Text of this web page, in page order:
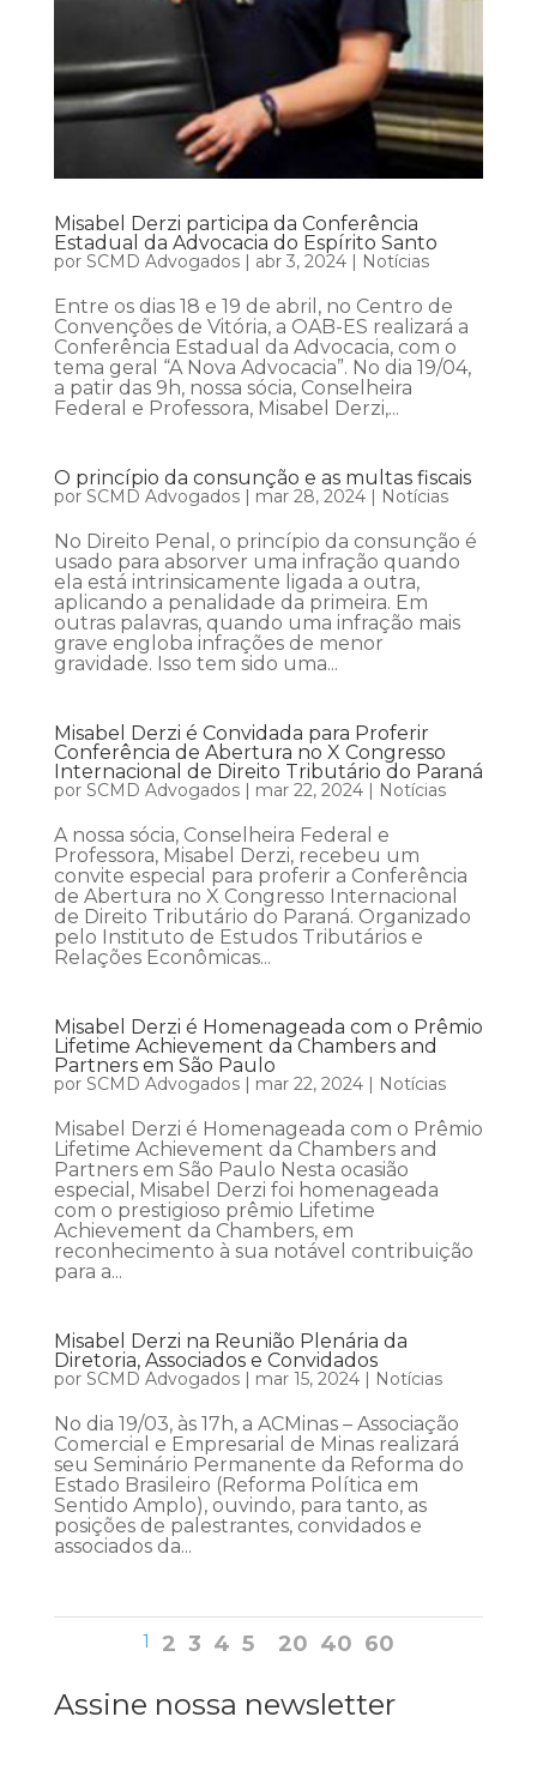
Misabel Derzi participa da Conferência
Estadual da Advocacia do Espírito Santo
por SCMD Advogados| abr 3, 2024| Notícias
Entre os dias 18 e 19 de abril, no Centro de
Convenções de Vitória, a OAB-ES realizará a
Conferência Estadual da Advocacia, com o
tema geral “A Nova Advocacia”. No dia 19/04,
a patir das 9h, nossa sócia, Conselheira
Federal e Professora, Misabel Derzi,...
O princípio da consunção e as multas fiscais
por SCMD Advogados| mar 28, 2024| Notícias
No Direito Penal, o princípio da consunção é
usado para absorver uma infração quando
ela está intrinsicamente ligada a outra,
aplicando a penalidade da primeira. Em
outras palavras, quando uma infração mais
grave engloba infrações de menor
gravidade. Isso tem sido uma...
Misabel Derzi é Convidada para Proferir
Conferência de Abertura no X Congresso
Internacional de Direito Tributário do Paraná
por SCMD Advogados| mar 22, 2024| Notícias
A nossa sócia, Conselheira Federal e
Professora, Misabel Derzi, recebeu um
convite especial para proferir a Conferência
de Abertura no X Congresso Internacional
de Direito Tributário do Paraná. Organizado
pelo Instituto de Estudos Tributários e
Relações Econômicas...
Misabel Derzi é Homenageada com o Prêmio
Lifetime Achievement da Chambers and
Partners em São Paulo
por SCMD Advogados| mar 22, 2024| Notícias
Misabel Derzi é Homenageada com o Prêmio
Lifetime Achievement da Chambers and
Partners em São Paulo Nesta ocasião
especial, Misabel Derzi foi homenageada
com o prestigioso prêmio Lifetime
Achievement da Chambers, em
reconhecimento à sua notável contribuição
para a...
Misabel Derzi na Reunião Plenária da
Diretoria, Associados e Convidados
por SCMD Advogados| mar 15, 2024| Notícias
No dia 19/03, às 17h, a ACMinas – Associação
Comercial e Empresarial de Minas realizará
seu Seminário Permanente da Reforma do
Estado Brasileiro (Reforma Política em
Sentido Amplo), ouvindo, para tanto, as
posições de palestrantes, convidados e
associados da...
1 2 3 4 5 20 40 60
Assine nossa newsletter